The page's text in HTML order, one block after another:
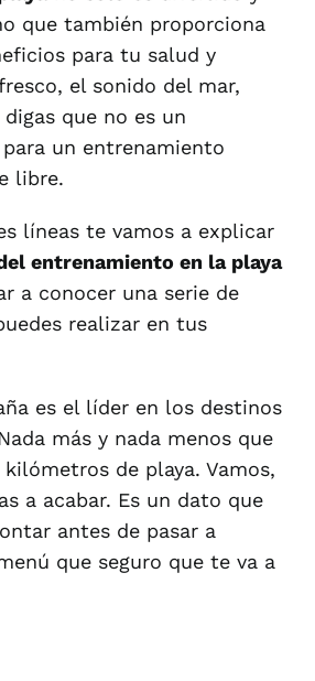
que también proporciona
para tu salud y
el sonido del mar,
que no es un
un entrenamiento
libre.
líneas te vamos a explicar
entrenamiento en la playa
a conocer una serie de
realizar en tus
es el líder en los destinos
más y nada menos que
de playa. Vamos,
a acabar. Es un dato que
antes de pasar a
que seguro que te va a